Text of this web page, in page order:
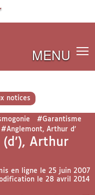
MENU
notices
#Garantisme
#Anglemont, Arthur d’
Arthur
en ligne le 25 juin 2007
le 28 avril 2014